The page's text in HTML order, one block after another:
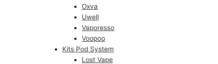
Oxva
Uwell
Vaporesso
Voopoo
Kits Pod System
Lost Vape